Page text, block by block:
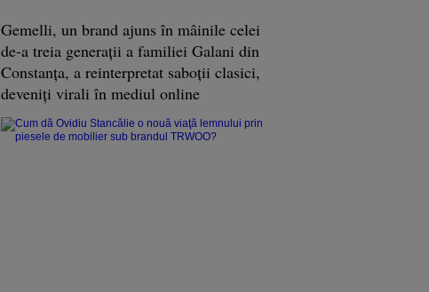
Gemelli, un brand ajuns în mâinile celei
de-a treia generaţii a familiei Galani din
Constanţa, a reinterpretat saboţii clasici,
deveniţi virali în mediul online